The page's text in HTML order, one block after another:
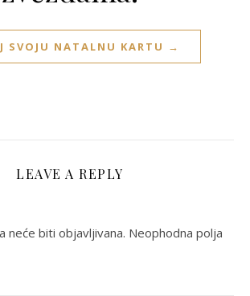
SVOJU NATALNU KARTU →
LEAVE A REPLY
neće biti objavljivana. Neophodna polja